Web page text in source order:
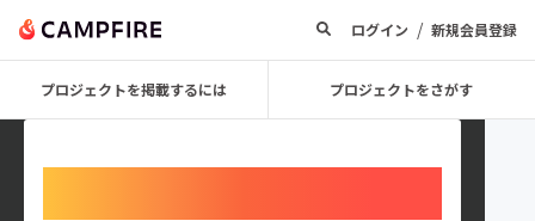
ログイン / 新規会員登録
プロジェクトを掲載するには プロジェクトをさがす